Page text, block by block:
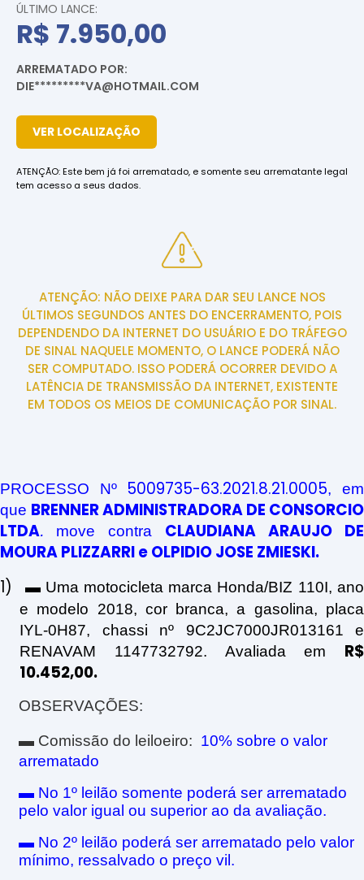
ÚLTIMO LANCE:
R$ 7.950,00
ARREMATADO POR:
DIE*********VA@HOTMAIL.COM
VER LOCALIZAÇÃO
ATENÇÃO:Este bem já foi arrematado, e somente seu arrematante legal
tem acesso a seus dados.
ATENÇÃO: NÃO DEIXE PARA DAR SEU LANCE NOS
ÚLTIMOS SEGUNDOS ANTES DO ENCERRAMENTO, POIS
DEPENDENDO DA INTERNET DO USUÁRIO E DO TRÁFEGO
DE SINAL NAQUELE MOMENTO, O LANCE PODERÁ NÃO
SER COMPUTADO. ISSO PODERÁ OCORRER DEVIDO A
LATÊNCIA DE TRANSMISSÃO DA INTERNET, EXISTENTE
EM TODOS OS MEIOS DE COMUNICAÇÃO POR SINAL.
PROCESSO Nº 5009735-63.2021.8.21.0005, em
que BRENNER ADMINISTRADORA DE CONSORCIO
LTDA. move contra CLAUDIANA ARAUJO DE
MOURA PLIZZARRI e OLPIDIO JOSE ZMIESKI.
1)
▬ Uma motocicleta marca Honda/BIZ 110I, ano
e modelo 2018, cor branca, a gasolina, placa
IYL-0H87, chassi nº 9C2JC7000JR013161 e
RENAVAM 1147732792. Avaliada em R$
10.452,00.
OBSERVAÇÕES:
▬ Comissão do leiloeiro: 10% sobre o valor
arrematado
▬ No 1º leilão somente poderá ser arrematado
pelo valor igual ou superior ao da avaliação.
▬ No 2º leilão poderá ser arrematado pelo valor
mínimo, ressalvado o preço vil.